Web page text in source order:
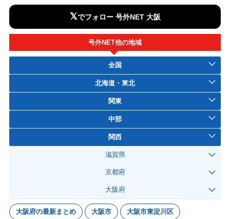
𝕏でフォロー 号外NET 大阪
号外NET他の地域
全国
北海道・東北
関東
中部
関西
滋賀県
京都府
大阪府
大阪府の最新まとめ 大阪市 大阪市東淀川区